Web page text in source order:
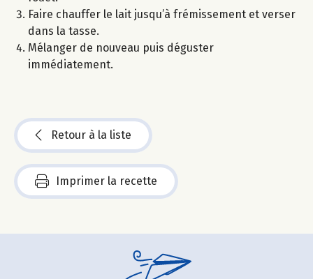
Faire chauffer le lait jusqu’à frémissement et verser
dans la tasse.
Mélanger de nouveau puis déguster
immédiatement.
Retour à la liste
Imprimer la recette